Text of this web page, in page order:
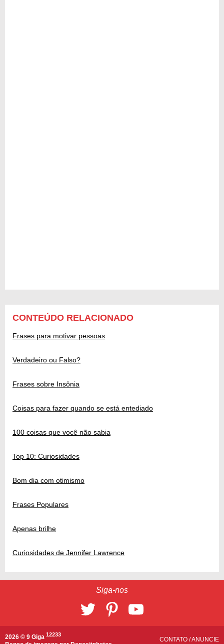
CONTEÚDO RELACIONADO
Frases para motivar pessoas
Verdadeiro ou Falso?
Frases sobre Insônia
Coisas para fazer quando se está entediado
100 coisas que você não sabia
Top 10: Curiosidades
Bom dia com otimismo
Frases Populares
Apenas brilhe
Curiosidades de Jennifer Lawrence
Siga-nos
2026 © 9 Giga 12233
CONTATO /ANUNCIE